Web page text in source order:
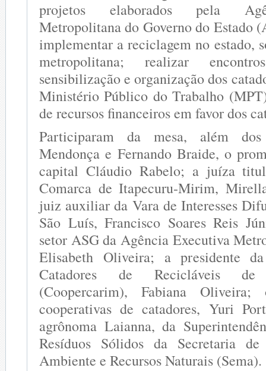
projetos elaborados pela
Metropolitana do Governo do Estado
implementar a reciclagem no estado,
metropolitana; realizar
sensibilização e organização dos
Ministério Público do Trabalho
de recursos financeiros em favor dos
Participaram da mesa, além
Mendonça e Fernando Braide, o
capital Cláudio Rabelo; a juíza
Comarca de Itapecuru-Mirim,
juiz auxiliar da Vara de Interesses
São Luís, Francisco Soares Reis
setor ASG da Agência Executiva
Elisabeth Oliveira; a presidente
Catadores de Recicláveis de
(Coopercarim), Fabiana
cooperativas de catadores, Yuri
agrônoma Laianna, da
Resíduos Sólidos da Secretaria
Ambiente e Recursos Naturais (Sema).